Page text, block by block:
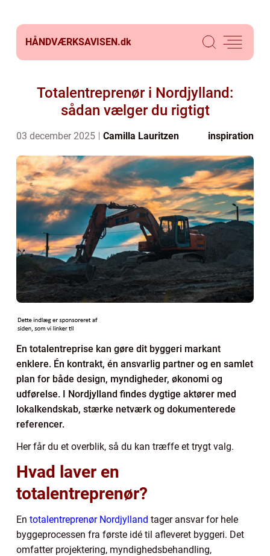
HÅNDVÆRKSAVISEN.dk
Totalentreprenør i Nordjylland:
sådan vælger du rigtigt
03 december 2025 Camilla Lauritzen inspiration
En totalentreprise kan gøre dit byggeri markant
enklere. Én kontrakt, én ansvarlig partner og en samlet
plan for både design, myndigheder, økonomi og
udførelse. I Nordjylland findes dygtige aktører med
lokalkendskab, stærke netværk og dokumenterede
referencer.
Her får du et overblik, så du kan træffe et trygt valg.
Hvad laver en
totalentreprenør?
En totalentreprenør Nordjylland tager ansvar for hele
byggeprocessen fra første idé til afleveret byggeri. Det
omfatter projektering, myndighedsbehandling,